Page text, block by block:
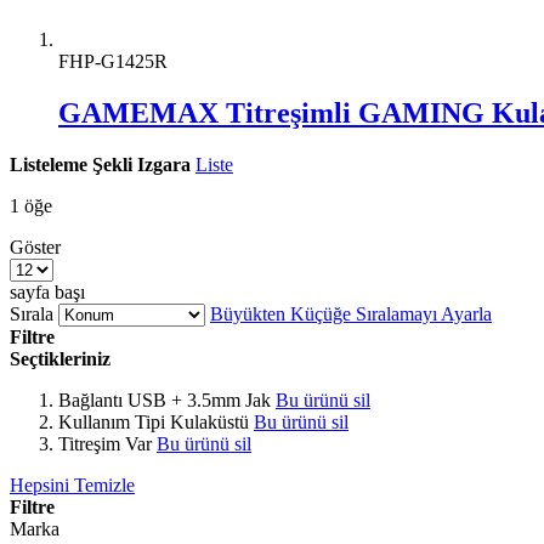
FHP-G1425R
GAMEMAX Titreşimli GAMING
Listeleme Şekli Izgara Liste
1 öğe
Göster
sayfa başı
Sırala
Büyükten Küçüğe Sıralamayı Ayarla
Filtre
Seçtikleriniz
Bağlantı USB + 3.5mm Jak Bu ürünü sil
Kullanım Tipi Kulaküstü Bu ürünü sil
Titreşim Var Bu ürünü sil
Hepsini Temizle
Filtre
Marka